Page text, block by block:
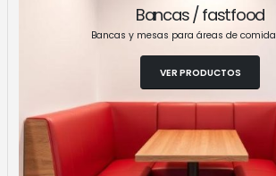
Bancas / fastfood
Bancas y mesas para áreas de
VER PRODUCTOS